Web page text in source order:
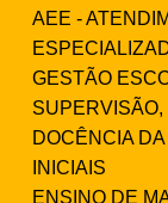
AEE -
GESTÃO
DOCÊNCIA
INICIAIS
ENSINO DE